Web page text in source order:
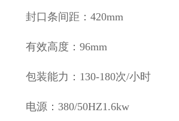
封口条间距：420mm
有效高度：96mm
包装能力：130-180次/小时
电源：380/50HZ1.6kw